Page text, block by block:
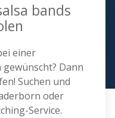
bands
einer
Dann
Suchen und
oder
Service.